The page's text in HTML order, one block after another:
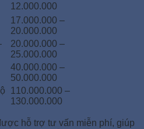
12.000.000
17.000.000 –
20.000.000
20.000.000 –
25.000.000
40.000.000 –
50.000.000
110.000.000 –
130.000.000
hỗ trợ tư vấn miễn phí, giúp